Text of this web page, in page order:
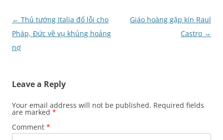
Post
navigation
← Thủ tướng Italia đổ lỗi cho
Pháp, Ðức về vụ khủng hoảng
nợ
Giáo hoàng gặp kín Raul
Castro →
Leave a Reply
Your email address will not be published. Required fields
are marked *
Comment *